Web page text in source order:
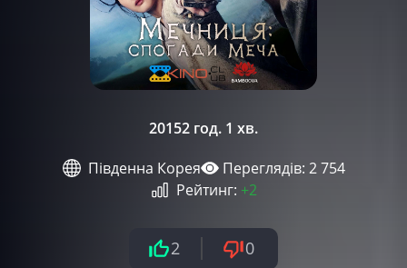
20152 год. 1 хв.
Південна Корея
Переглядів: 2 754
Рейтинг: +2
2 0